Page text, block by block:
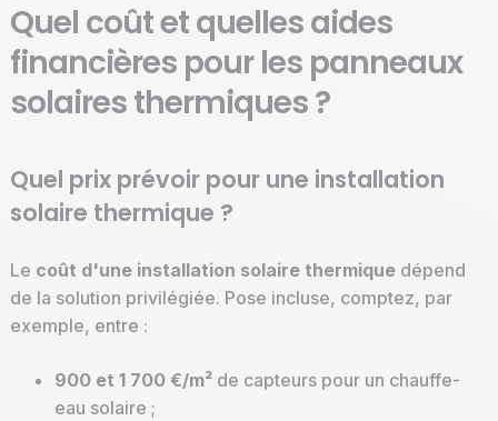
Quel coût et quelles aides
financières pour les panneaux
solaires thermiques ?
Quel prix prévoir pour une installation
solaire thermique ?
Le coût d'une installation solaire thermiquedépend
de la solution privilégiée. Pose incluse, comptez, par
exemple, entre :
900 et 1 700 €/m² de capteurs pour un chauffe-
eau solaire ;